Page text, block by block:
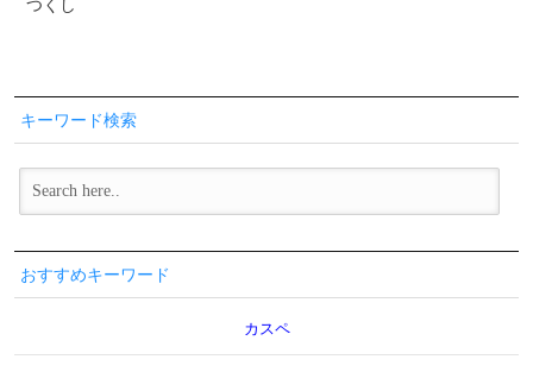
つくし
キーワード検索
おすすめキーワード
カスペ